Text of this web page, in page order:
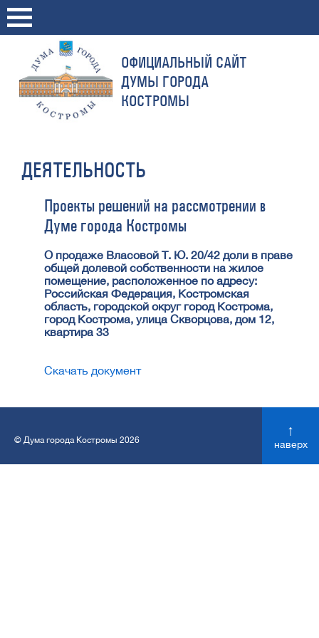
ОФИЦИАЛЬНЫЙ САЙТ
ДУМЫ ГОРОДА
КОСТРОМЫ
ДЕЯТЕЛЬНОСТЬ
Проекты решений на рассмотрении в
Думе города Костромы
О продаже Власовой Т. Ю. 20/42 доли в праве
общей долевой собственности на жилое
помещение, расположенное по адресу:
Российская Федерация, Костромская
область, городской округ город Кострома,
город Кострома, улица Скворцова, дом 12,
квартира 33
Скачать документ
© Дума города Костромы 2026
↑
наверх